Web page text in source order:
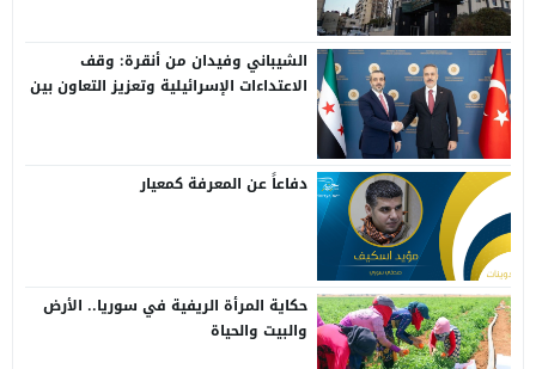
الشيباني وفيدان من أنقرة: وقف
الاعتداءات الإسرائيلية وتعزيز التعاون بين
دفاعاً عن المعرفة كمعيار
حكاية المرأة الريفية في سوريا.. الأرض
والبيت والحياة